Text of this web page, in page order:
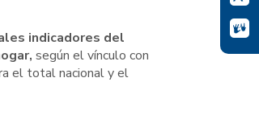
indicadores del
según el vínculo con
el total nacional y el